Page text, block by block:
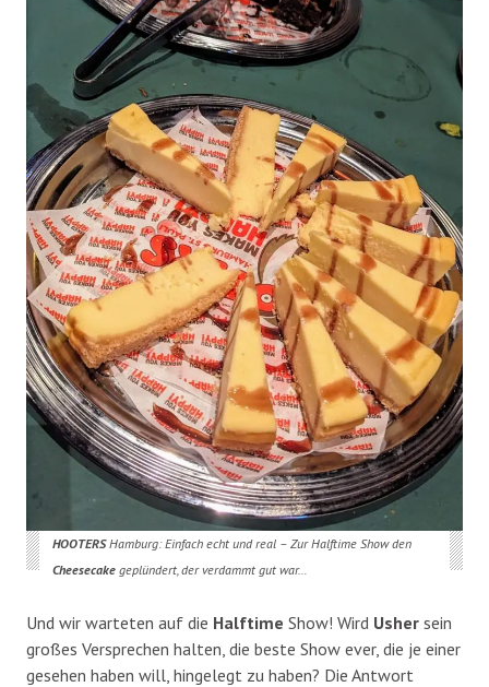
HOOTERSHamburg: Einfach echt und real – Zur Halftime Show den
Cheesecakegeplündert, der verdammt gut war…
Und wir warteten auf die Halftime Show! Wird Usher sein
großes Versprechen halten, die beste Show ever, die je einer
gesehen haben will, hingelegt zu haben? Die Antwort